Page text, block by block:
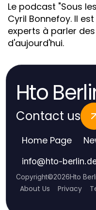
Le podcast "Sous
Cyril Bonnefoy. Il
experts à parler
d'aujourd'hui.
Hto
Contact us
Home Page
info@hto-
Copyright©2026Hto
About Us Privacy